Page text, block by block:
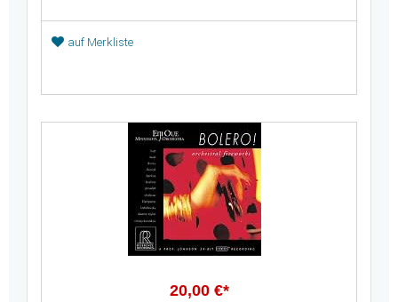
auf Merkliste
20,00 €*